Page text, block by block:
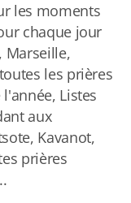
les moments
chaque jour
Marseille,
les prières
Listes
aux
Kavanot,
prières